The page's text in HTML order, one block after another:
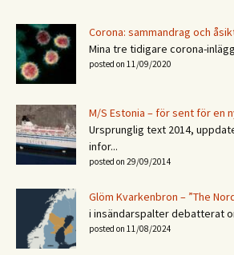
Corona: sammandrag och
Mina tre tidigare corona-
posted on 11/09/2020
M/S Estonia – för sent för en
Ursprunglig text 2014,
infor...
posted on 29/09/2014
Glöm Kvarkenbron – ”The
i insändarspalter debatterat
posted on 11/08/2024